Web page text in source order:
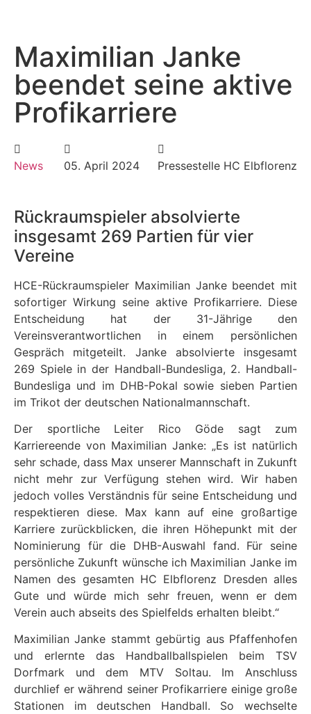
Maximilian Janke
beendet seine aktive
Profikarriere
News 05. April 2024 Pressestelle HC Elbflorenz
Rückraumspieler absolvierte
insgesamt 269 Partien für vier
Vereine
HCE-Rückraumspieler Maximilian Janke beendet mit
sofortiger Wirkung seine aktive Profikarriere. Diese
Entscheidung hat der 31-Jährige den
Vereinsverantwortlichen in einem persönlichen
Gespräch mitgeteilt. Janke absolvierte insgesamt
269 Spiele in der Handball-Bundesliga, 2. Handball-
Bundesliga und im DHB-Pokal sowie sieben Partien
im Trikot der deutschen Nationalmannschaft.
Der sportliche Leiter Rico Göde sagt zum
Karriereende von Maximilian Janke: „Es ist natürlich
sehr schade, dass Max unserer Mannschaft in Zukunft
nicht mehr zur Verfügung stehen wird. Wir haben
jedoch volles Verständnis für seine Entscheidung und
respektieren diese. Max kann auf eine großartige
Karriere zurückblicken, die ihren Höhepunkt mit der
Nominierung für die DHB-Auswahl fand. Für seine
persönliche Zukunft wünsche ich Maximilian Janke im
Namen des gesamten HC Elbflorenz Dresden alles
Gute und würde mich sehr freuen, wenn er dem
Verein auch abseits des Spielfelds erhalten bleibt.“
Maximilian Janke stammt gebürtig aus Pfaffenhofen
und erlernte das Handballballspielen beim TSV
Dorfmark und dem MTV Soltau. Im Anschluss
durchlief er während seiner Profikarriere einige große
Stationen im deutschen Handball. So wechselte